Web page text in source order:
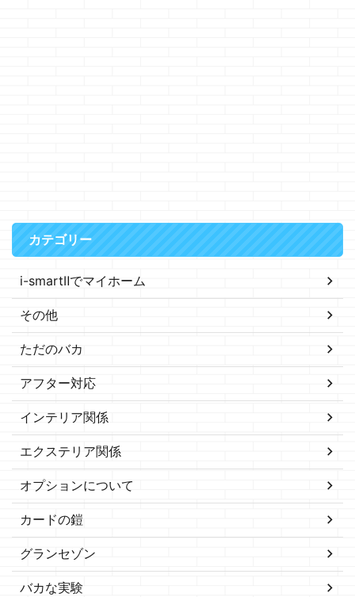
カテゴリー
i-smartⅡでマイホーム
その他
ただのバカ
アフター対応
インテリア関係
エクステリア関係
オプションについて
カードの鎧
グランセゾン
バカな実験